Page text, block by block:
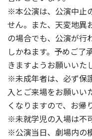
※本公演は、公演中止
せん。また、天変地異
の場合でも、公演が行
しかねます。予めご了
きますようお願いいた
※未成年者は、必ず保
入とご来場をお願いい
くなりますので、お帰
※未就学児の入場は不
※公演当日、劇場内の